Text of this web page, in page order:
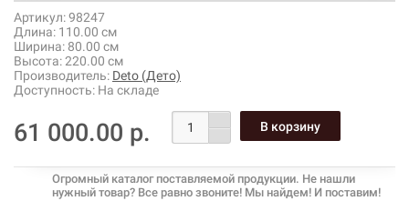
Артикул:98247
Длина: 110.00 см
Ширина: 80.00 см
Высота:220.00 см
Производитель: Deto (Дето)
Доступность: На складе
61 000.00 р.
Огромный каталог поставляемой продукции. Не нашли
нужный товар? Все равно звоните! Мы найдем! И поставим!